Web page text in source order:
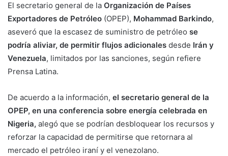
El secretario general de la Organización de Países
Exportadores de Petróleo (OPEP), Mohammad Barkindo,
aseveró que la escasez de suministro de petróleo se
podría aliviar, de permitir flujos adicionales desde Irán y
Venezuela, limitados por las sanciones, según refiere
Prensa Latina.
De acuerdo a la información, el secretario general de la
OPEP, en una conferencia sobre energía celebrada en
Nigeria, alegó que se podrían desbloquear los recursos y
reforzar la capacidad de permitirse que retornara al
mercado el petróleo iraní y el venezolano.